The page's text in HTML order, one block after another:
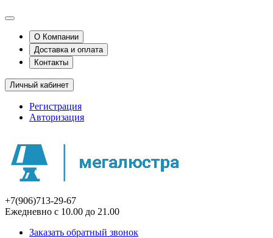
О Компании
Доставка и оплата
Контакты
Личный кабинет
Регистрация
Авторизация
+7(906)713-29-67
Ежедневно с 10.00 до 21.00
Заказать обратный звонок